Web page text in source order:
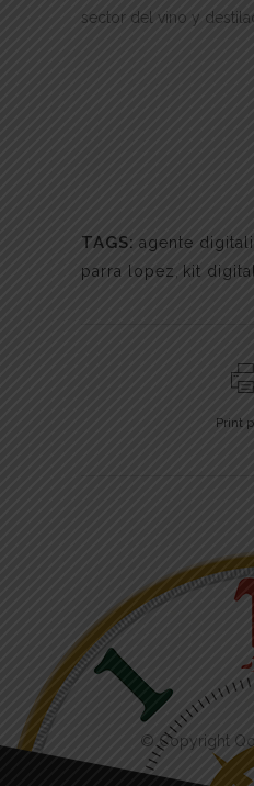
sector del vino y
TAGS: agente
parra lopez, kit
Print
© Copyright